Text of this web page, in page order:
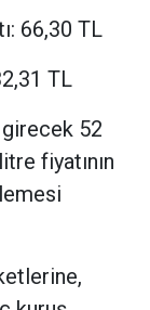
TL
TL
girecek 52
fiyatının